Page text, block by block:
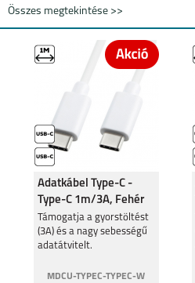
Összes megtekintése >>
Adatkábel Type-C -
Type-C 1m/3A, Fehér
Támogatja a gyorstöltést
(3A) és a nagy sebességű
adatátvitelt.
MDCU-TYPEC-TYPEC-W